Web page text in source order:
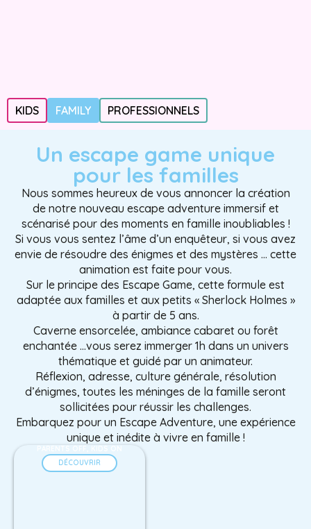
KIDS FAMILY PROFESSIONNELS
Un escape game unique
pour les familles
Nous sommes heureux de vous annoncer la création
de notre nouveau escape adventure immersif et
scénarisé pour des moments en famille inoubliables !
Si vous vous sentez l’âme d’un enquêteur, si vous avez
envie de résoudre des énigmes et des mystères … cette
animation est faite pour vous.
Sur le principe des Escape Game, cette formule est
adaptée aux familles et aux petits « Sherlock Holmes »
à partir de 5 ans.
Caverne ensorcelée, ambiance cabaret ou forêt
enchantée …vous serez immerger 1h dans un univers
thématique et guidé par un animateur.
Réflexion, adresse, culture générale, résolution
d’énigmes, toutes les méninges de la famille seront
sollicitées pour réussir les challenges.
Embarquez pour un Escape Adventure, une expérience
unique et inédite à vivre en famille !
DÉCOUVRIR